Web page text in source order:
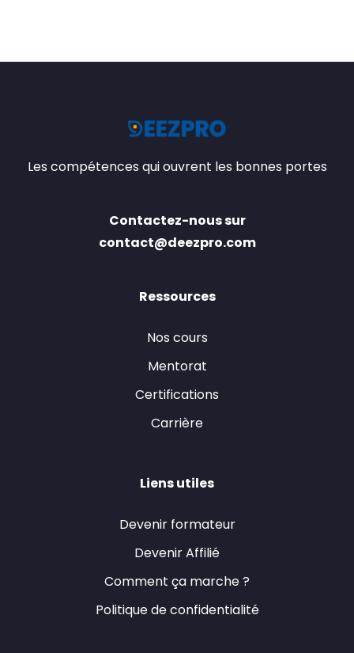
Les compétences qui ouvrent les bonnes portes
Contactez-nous sur
contact@deezpro.com
Ressources
Nos cours
Mentorat
Certifications
Carrière
Liens utiles
Devenir formateur
Devenir Affilié
Comment ça marche ?
Politique de confidentialité